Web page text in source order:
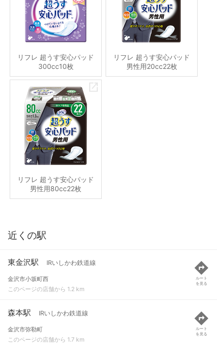
リフレ 超うす安心パッド
300cc10枚
リフレ 超うす安心パッド
男性用20cc22枚
リフレ 超うす安心パッド
男性用80cc22枚
近くの駅
東金沢駅 IRいしかわ鉄道線
金沢市小坂町西
このページの店舗から 1.2 km
ルート
を見る
森本駅 IRいしかわ鉄道線
金沢市弥勒町
このページの店舗から 1.7 km
ルート
を見る